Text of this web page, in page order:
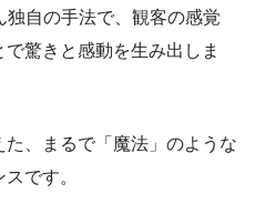
自の手法で、観客の感覚
驚きと感動を生み出しま
、まるで「魔法」のような
です。